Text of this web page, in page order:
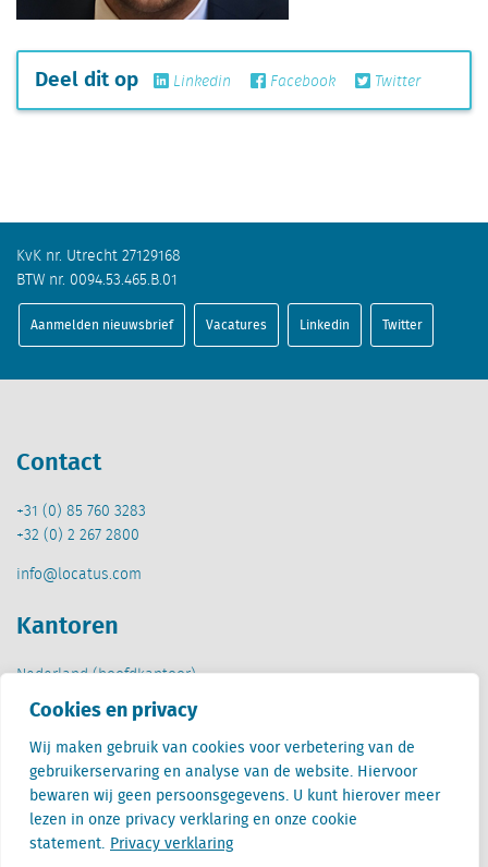
Cookies en privacy
Wij maken gebruik van cookies voor verbetering van de
gebruikerservaring en analyse van de website. Hiervoor
bewaren wij geen persoonsgegevens. U kunt hierover meer
lezen in onze privacy verklaring en onze cookie
statement. Privacy verklaring
Deel dit op Linkedin Facebook Twitter
KvK nr. Utrecht 27129168
BTW nr. 0094.53.465.B.01
Aanmelden nieuwsbrief Vacatures Linkedin Twitter
Contact
+31 (0) 85 760 3283
+32 (0) 2 267 2800
info@locatus.com
Kantoren
Nederland (hoofdkantoor)
Creative Valley
Stationsplein 32
3511 ED Utrecht
België
Cantersteen 47
1000 Brussel